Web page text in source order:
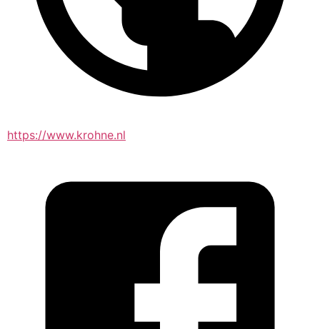
https://www.krohne.nl